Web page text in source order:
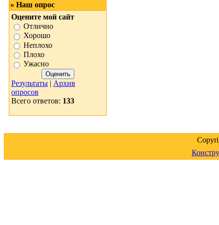
» Наш опрос
Оцените мой сайт
Отлично
Хорошо
Неплохо
Плохо
Ужасно
Результаты | Архив
опросов
Всего ответов: 133